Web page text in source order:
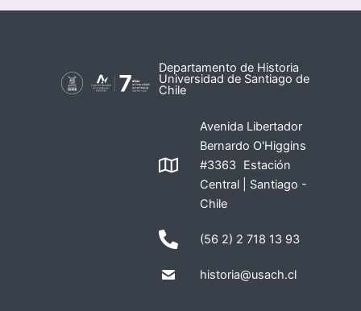
Departamento de Historia
Universidad de Santiago de
Chile
Avenida Libertador
Bernardo O'Higgins
#3363 Estación
Central | Santiago -
Chile
(56 2) 2 718 13 93
historia@usach.cl